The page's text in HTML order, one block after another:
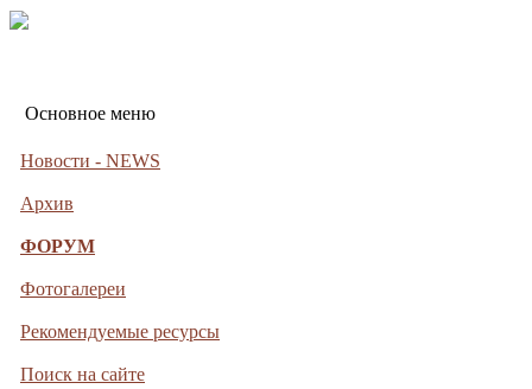
Основное меню
Новости - NEWS
Архив
ФОРУМ
Фотогалереи
Рекомендуемые ресурсы
Поиск на сайте